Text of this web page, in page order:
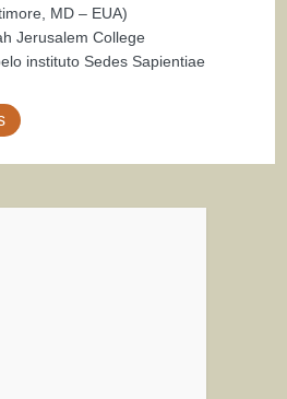
MD – EUA)
Jerusalem College
instituto Sedes Sapientiae